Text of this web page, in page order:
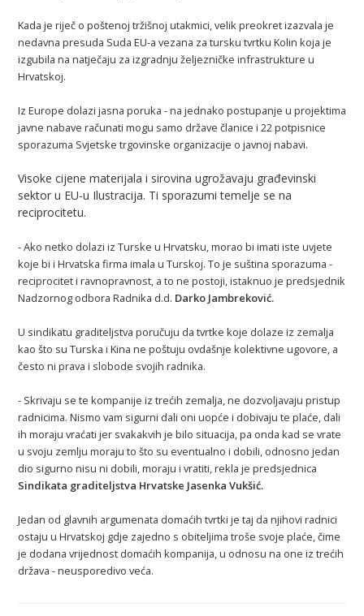
Kada je riječ o poštenoj tržišnoj utakmici, velik preokret izazvala je
nedavna presuda Suda EU-a vezana za tursku tvrtku Kolin koja je
izgubila na natječaju za izgradnju željezničke infrastrukture u
Hrvatskoj.
Iz Europe dolazi jasna poruka - na jednako postupanje u projektima
javne nabave računati mogu samo države članice i 22 potpisnice
sporazuma Svjetske trgovinske organizacije o javnoj nabavi.
Visoke cijene materijala i sirovina ugrožavaju građevinski
sektor u EU-u Ilustracija. Ti sporazumi temelje se na
reciprocitetu.
- Ako netko dolazi iz Turske u Hrvatsku, morao bi imati iste uvjete
koje bi i Hrvatska firma imala u Turskoj. To je suština sporazuma -
reciprocitet i ravnopravnost, a to ne postoji, istaknuo je predsjednik
Nadzornog odbora Radnika d.d. Darko Jambreković.
U sindikatu graditeljstva poručuju da tvrtke koje dolaze iz zemalja
kao što su Turska i Kina ne poštuju ovdašnje kolektivne ugovore, a
često ni prava i slobode svojih radnika.
- Skrivaju se te kompanije iz trećih zemalja, ne dozvoljavaju pristup
radnicima. Nismo vam sigurni dali oni uopće i dobivaju te plaće, dali
ih moraju vraćati jer svakakvih je bilo situacija, pa onda kad se vrate
u svoju zemlju moraju to što su eventualno i dobili, odnosno jedan
dio sigurno nisu ni dobili, moraju i vratiti, rekla je predsjednica
Sindikata graditeljstva Hrvatske Jasenka Vukšić.
Jedan od glavnih argumenata domaćih tvrtki je taj da njihovi radnici
ostaju u Hrvatskoj gdje zajedno s obiteljima troše svoje plaće, čime
je dodana vrijednost domaćih kompanija, u odnosu na one iz trećih
država - neusporedivo veća.